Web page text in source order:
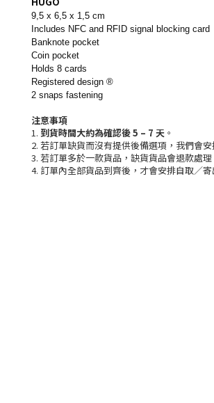
9,5 x 6,5 x 1,5 cm
Includes NFC and RFID signal blocking card
Banknote pocket
Coin pocket
Holds 8 cards
Registered design ®
2 snaps fastening
注意事項
1. 到貨時間大約為確認後 5 – 7 天 。
2. 若訂單缺貨而沒有提供後備選項，我們會安
3. 若訂單多於一款貨品，缺貨貨品會退款處
4. 訂單內全部貨品到齊後，才會安排自取／寄